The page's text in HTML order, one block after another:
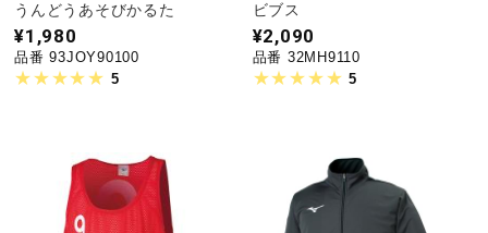
うんどうあそびかるた
¥1,980
品番 93JOY90100
5
ビブス
¥2,090
品番 32MH9110
5